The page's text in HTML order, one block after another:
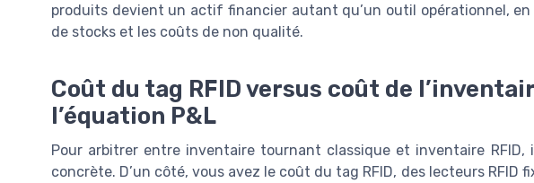
produits devient un actif financier autant qu’un outil opérationnel,
de stocks et les coûts de non qualité.
Coût du tag RFID versus coût de
l’équation P&L
Pour arbitrer entre inventaire tournant classique et inventaire
concrète. D’un côté, vous avez le coût du tag RFID, des lecteurs RFID